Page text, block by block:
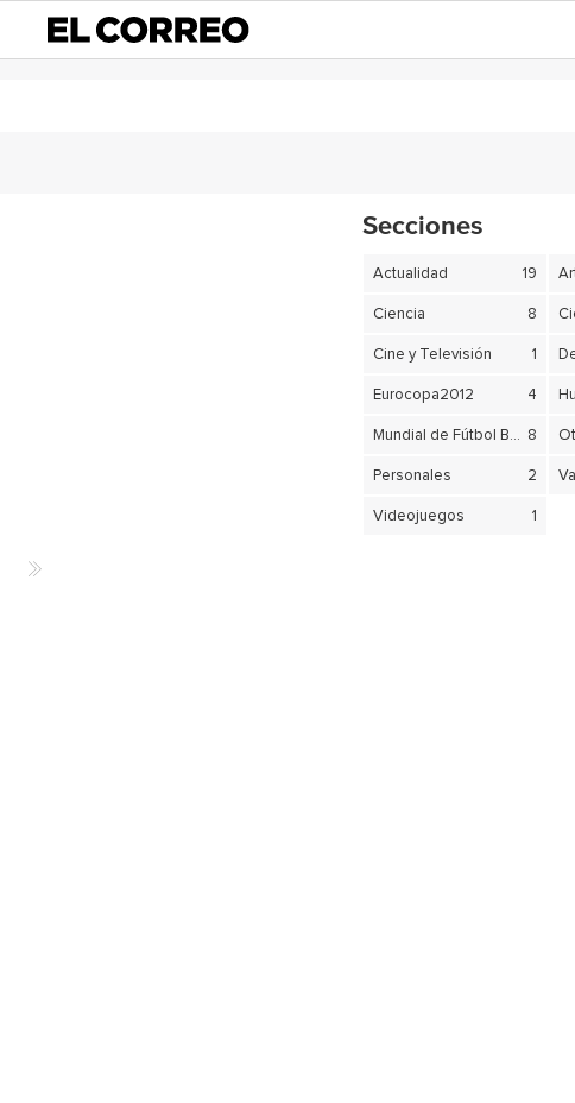
Secciones
Actualidad 19
Ciencia 8
Cine y Televisión 1
Eurocopa2012 4
Mundial de Fútbol Brasil 2014 8
Personales 2
Videojuegos 1